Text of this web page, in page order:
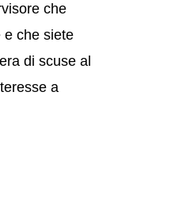
che
e che siete
di scuse al
a